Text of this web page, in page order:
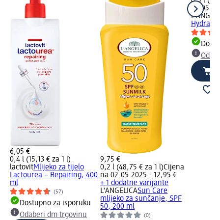
6,05 €
0,4 l (15,13 € za 1 l)
lactovitMlijeko za tijelo
Lactourea – Repairing, 400
ml
(57)
Dostupno za isporuku
Odaberi dm trgovinu
9,75 €
0,2 l (48,75 € za 1 l)Cijena
na 02.05.2025.: 12,95 €
+ 1 dodatne varijante
L'ANGELICASun Care
mlijeko za sunčanje, SPF
50, 200 ml
(0)
Hydra